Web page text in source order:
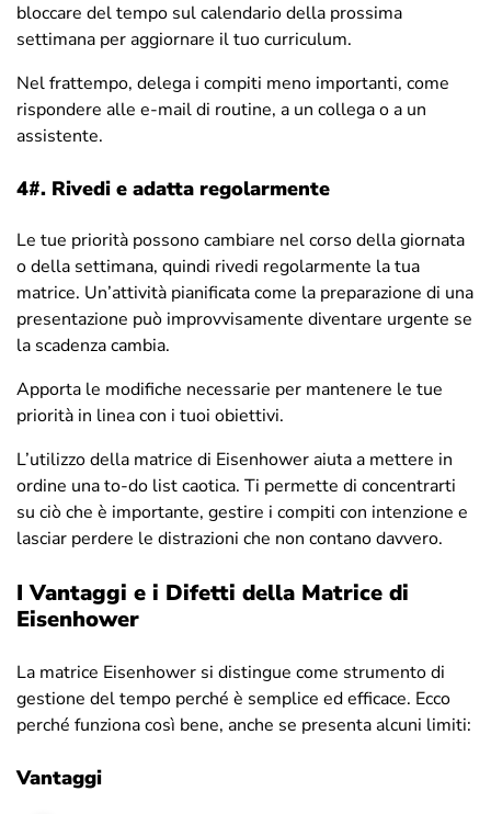
bloccare del tempo sul calendario della prossima
settimana per aggiornare il tuo curriculum.
Nel frattempo, delega i compiti meno importanti, come
rispondere alle e-mail di routine, a un collega o a un
assistente.
4#. Rivedi e adatta regolarmente
Le tue priorità possono cambiare nel corso della giornata
o della settimana, quindi rivedi regolarmente la tua
matrice. Un’attività pianificata come la preparazione di una
presentazione può improvvisamente diventare urgente se
la scadenza cambia.
Apporta le modifiche necessarie per mantenere le tue
priorità in linea con i tuoi obiettivi.
L’utilizzo della matrice di Eisenhower aiuta a mettere in
ordine una to-do list caotica. Ti permette di concentrarti
su ciò che è importante, gestire i compiti con intenzione e
lasciar perdere le distrazioni che non contano davvero.
I Vantaggi e i Difetti della Matrice di
Eisenhower
La matrice Eisenhower si distingue come strumento di
gestione del tempo perché è semplice ed efficace. Ecco
perché funziona così bene, anche se presenta alcuni limiti:
Vantaggi